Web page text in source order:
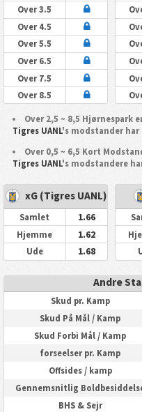
Over 3.5
Over 4.5
Over 5.5
Over 6.5
Over 7.5
Over 8.5
Over 2,5 ~ 8,5 Hjørnespark
Tigres UANL's modstander har
Over 0,5 ~ 6,5 Kort
Tigres UANL's modstandere
xG (Tigres UANL)
Samlet 1.66
Hjemme 1.62
Ude 1.68
Andre
Skud pr. Kamp
Skud På Mål / Kamp
Skud Forbi Mål / Kamp
forseelser pr. Kamp
Offsides / kamp
Gennemsnitlig
BHS & Sejr